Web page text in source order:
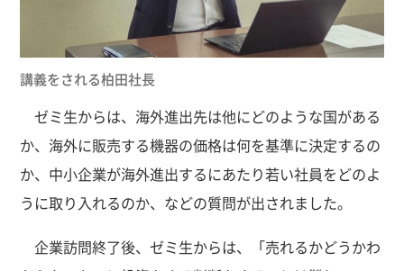
講義をされる柏田社長
ゼミ生からは、海外進出先は他にどのような国がある
か、海外に販売する機器の価格は何を基準に決定するの
か、中小企業が海外進出するにあたり若い社員をどのよ
うに取り入れるのか、などの質問が出されました。
企業訪問終了後、ゼミ生からは、「売れるかどうかわ